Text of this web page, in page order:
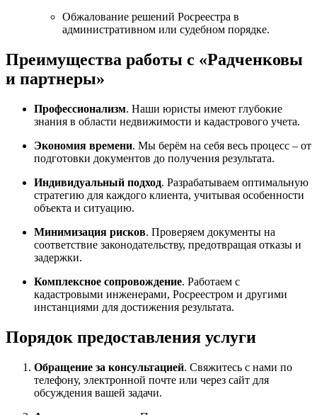
Обжалование решений Росреестра в
административном или судебном порядке.
Преимущества работы с «Радченковы
и партнеры»
Профессионализм. Наши юристы имеют глубокие
знания в области недвижимости и кадастрового учета.
Экономия времени. Мы берём на себя весь процесс – от
подготовки документов до получения результата.
Индивидуальный подход. Разрабатываем оптимальную
стратегию для каждого клиента, учитывая особенности
объекта и ситуацию.
Минимизация рисков. Проверяем документы на
соответствие законодательству, предотвращая отказы и
задержки.
Комплексное сопровождение. Работаем с
кадастровыми инженерами, Росреестром и другими
инстанциями для достижения результата.
Порядок предоставления услуги
Обращение за консультацией. Свяжитесь с нами по
телефону, электронной почте или через сайт для
обсуждения вашей задачи.